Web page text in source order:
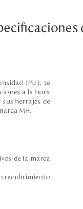
(PU), te
a la hora
herrajes de
MH.
de la marca